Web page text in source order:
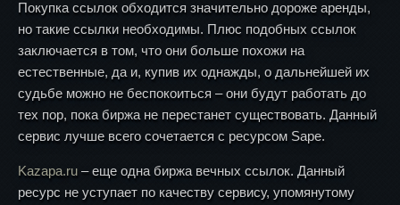
Покупка ссылок обходится значительно дороже аренды,
но такие ссылки необходимы. Плюс подобных ссылок
заключается в том, что они больше похожи на
естественные, да и, купив их однажды, о дальнейшей их
судьбе можно не беспокоиться – они будут работать до
тех пор, пока биржа не перестанет существовать. Данный
сервис лучше всего сочетается с ресурсом Sape.
Kazapa.ru – еще одна биржа вечных ссылок. Данный
ресурс не уступает по качеству сервису, упомянутому